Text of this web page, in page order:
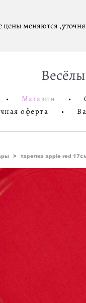
цены меняются
• Магазин •
оферта
•
> тарелка apple red